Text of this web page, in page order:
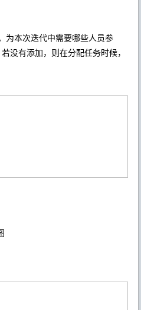
迭代中需要哪些人员参
没有添加，则在分配任务时候，